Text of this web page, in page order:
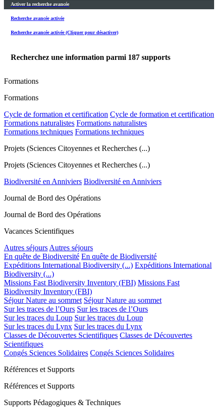
Activer la recherche avancée
Recherche avancée activée
Recherche avancée activée (Cliquer pour désactiver)
Recherchez une information parmi 187 supports
Formations
Formations
Cycle de formation et certification Cycle de formation et certification
Formations naturalistes Formations naturalistes
Formations techniques Formations techniques
Projets (Sciences Citoyennes et Recherches (...)
Projets (Sciences Citoyennes et Recherches (...)
Biodiversité en Anniviers Biodiversité en Anniviers
Journal de Bord des Opérations
Journal de Bord des Opérations
Vacances Scientifiques
Autres séjours Autres séjours
En quête de Biodiversité En quête de Biodiversité
Expéditions International Biodiversity (...) Expéditions International
Biodiversity (...)
Missions Fast Biodiversity Inventory (FBI) Missions Fast
Biodiversity Inventory (FBI)
Séjour Nature au sommet Séjour Nature au sommet
Sur les traces de l’Ours Sur les traces de l’Ours
Sur les traces du Loup Sur les traces du Loup
Sur les traces du Lynx Sur les traces du Lynx
Classes de Découvertes Scientifiques Classes de Découvertes
Scientifiques
Congés Sciences Solidaires Congés Sciences Solidaires
Références et Supports
Références et Supports
Supports Pédagogiques & Techniques